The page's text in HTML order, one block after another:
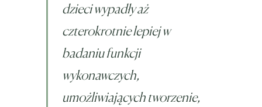
dzieci wypadły aż
czterokrotnie lepiej w
badaniu funkcji
wykonawczych,
umożliwiających tworzenie,